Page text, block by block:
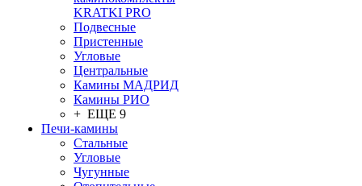
KRATKI PRO
Подвесные
Пристенные
Угловые
Центральные
Камины МАДРИД
Камины РИО
+ ЕЩЕ 9
Печи-камины
Стальные
Угловые
Чугунные